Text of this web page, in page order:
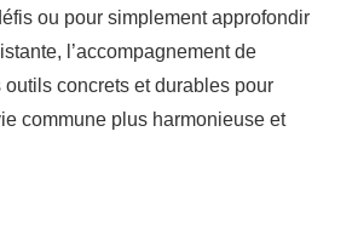
ou pour simplement approfondir
l’accompagnement de
outils concrets et durables pour
commune plus harmonieuse et